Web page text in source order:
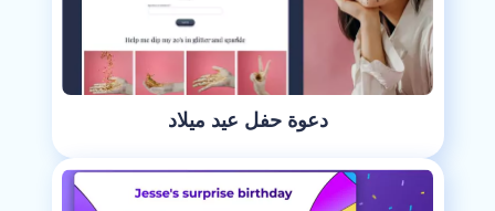
دعوة حفل عيد ميلاد